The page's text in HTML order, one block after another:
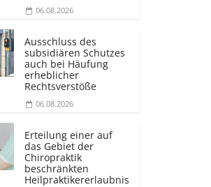
06.08.2026
Ausschluss des
subsidiären Schutzes
auch bei Häufung
erheblicher
Rechtsverstöße
06.08.2026
Erteilung einer auf
das Gebiet der
Chiropraktik
beschränkten
Heilprakti­kererlaubnis